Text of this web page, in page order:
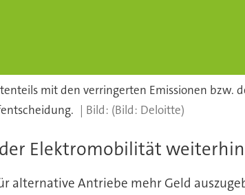
mit den verringerten Emissionen bzw.
(Bild: Deloitte)
Elektromobilität
alternative Antriebe mehr Geld